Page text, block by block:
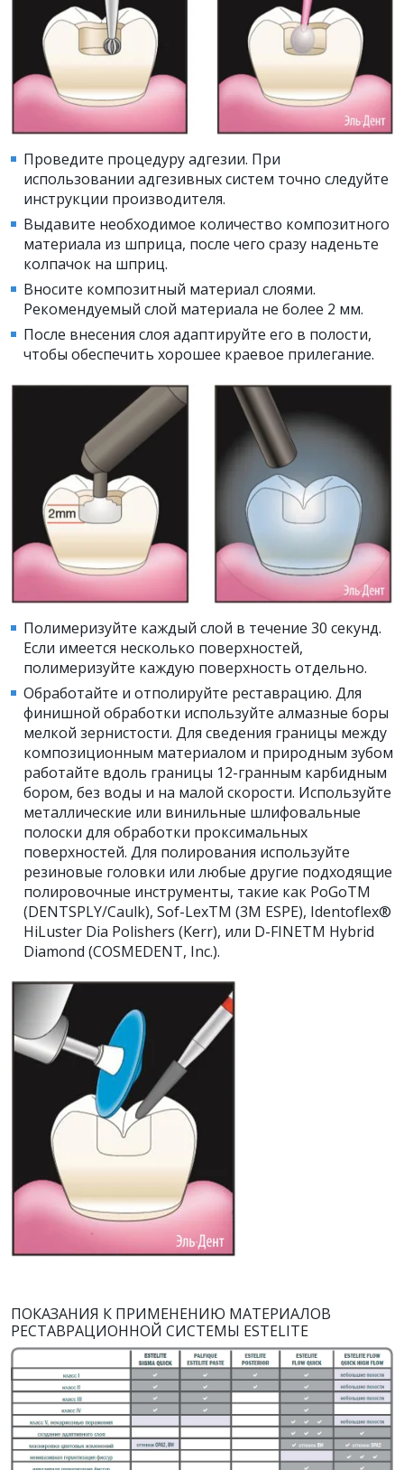
Проведите процедуру адгезии. При
использовании адгезивных систем точно следуйте
инструкции производителя.
Выдавите необходимое количество композитного
материала из шприца, после чего сразу наденьте
колпачок на шприц.
Вносите композитный материал слоями.
Рекомендуемый слой материала не более 2 мм.
После внесения слоя адаптируйте его в полости,
чтобы обеспечить хорошее краевое прилегание.
Полимеризуйте каждый слой в течение 30 секунд.
Если имеется несколько поверхностей,
полимеризуйте каждую поверхность отдельно.
Обработайте и отполируйте реставрацию. Для
финишной обработки используйте алмазные боры
мелкой зернистости. Для сведения границы между
композиционным материалом и природным зубом
работайте вдоль границы 12-гранным карбидным
бором, без воды и на малой скорости. Используйте
металлические или винильные шлифовальные
полоски для обработки проксимальных
поверхностей. Для полирования используйте
резиновые головки или любые другие подходящие
полировочные инструменты, такие как PoGoTM
(DENTSPLY/Caulk), Sof-LexTM (3M ESPE), Identoflex®
HiLuster Dia Polishers (Kerr), или D-FINETM Hybrid
Diamond (COSMEDENT, Inc.).
ПОКАЗАНИЯ К ПРИМЕНЕНИЮ МАТЕРИАЛОВ
РЕСТАВРАЦИОННОЙ СИСТЕМЫ ESTELITE